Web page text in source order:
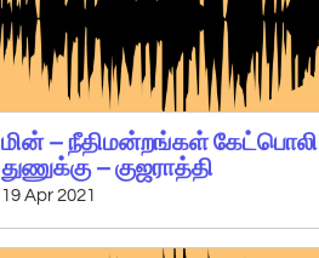
மின் – நீதிமன்றங்கள் கேட்பொலி
துணுக்கு – குஜராத்தி
19 Apr 2021